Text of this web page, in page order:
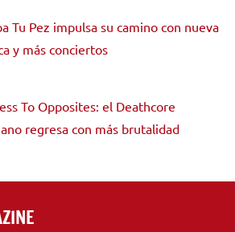
Tu Pez impulsa su camino con nueva
y más conciertos
To Opposites: el Deathcore
regresa con más brutalidad